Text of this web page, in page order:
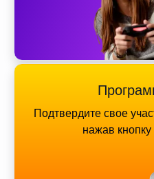
Подтвердите свое
нажав